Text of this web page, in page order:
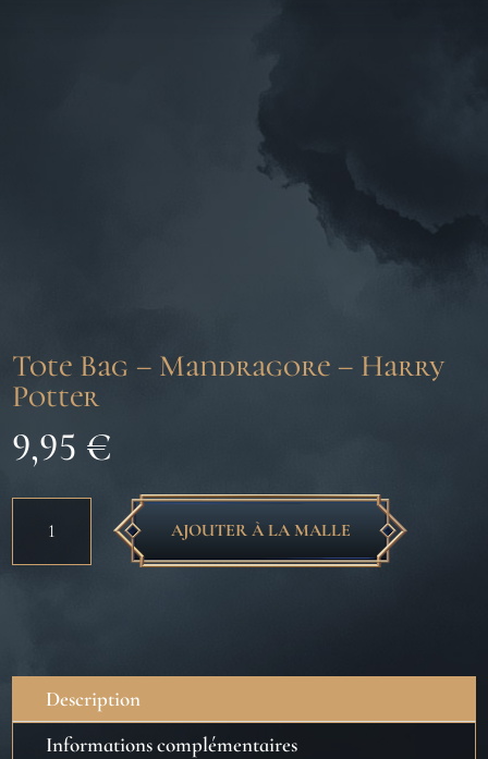
Tote Bag – Mandragore – Harry
Potter
9,95 €
Tote
-
Harry
Potter
AJOUTER À LA MALLE
Description
Informations complémentaires